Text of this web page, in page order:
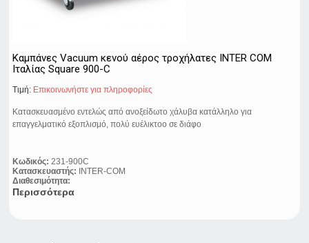
Καμπάνες Vacuum κενού αέρος τροχήλατες INTER COM
Ιταλίας Square 900-C
Τιμή: Eπικοινωνήστε για πληροφορίες
Κατασκευασμένο εντελώς από ανοξείδωτο χάλυβα κατάλληλο για
επαγγελματικό εξοπλισμό, πολύ ευέλικτοo σε διάφο
Κωδικός: 231-900C
Κατασκευαστής: INTER-COM
Διαθεσιμότητα:
Περισσότερα